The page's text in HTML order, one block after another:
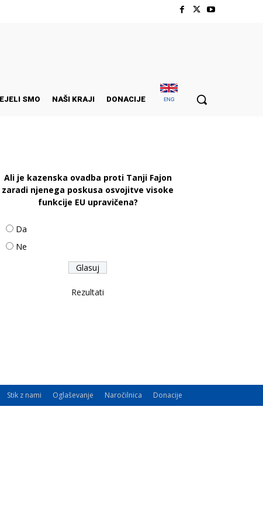
SMO NAŠI KRAJI DONACIJE ENG
Ali je kazenska ovadba proti Tanji Fajon
zaradi njenega poskusa osvojitve visoke
funkcije EU upravičena?
Da
Ne
Rezultati
Stik z nami Oglaševanje Naročilnica Donacije